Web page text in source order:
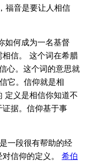
福音是要让人相信
如何成为一名基督
信。 这个词在希腊
心。这个词的意思就
它。信仰就是相
定义是相信你知道不
据。信仰基于事
一段很有帮助的经
信仰的定义。 希伯